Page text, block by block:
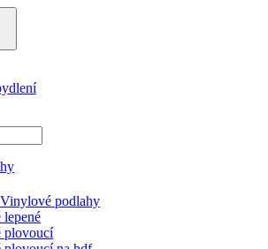
podlahy
plovoucí